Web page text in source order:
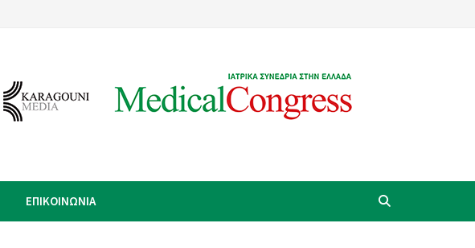
ΕΠΙΚΟΙΝΩΝΙΑ